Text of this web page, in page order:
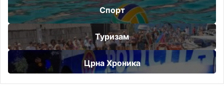
Спорт
Туризам
Црна Хроника